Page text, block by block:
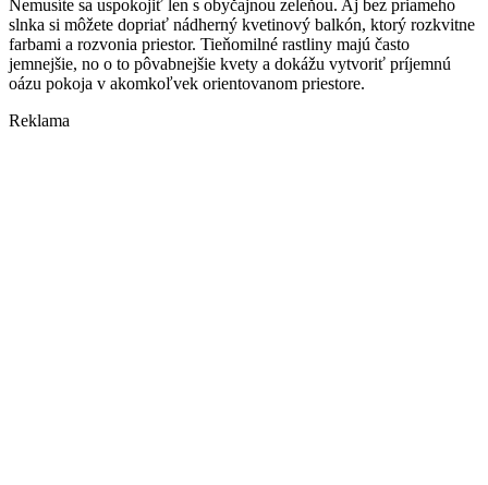
Nemusíte sa uspokojiť len s obyčajnou zeleňou. Aj bez priameho
slnka si môžete dopriať nádherný kvetinový balkón, ktorý rozkvitne
farbami a rozvonia priestor. Tieňomilné rastliny majú často
jemnejšie, no o to pôvabnejšie kvety a dokážu vytvoriť príjemnú
oázu pokoja v akomkoľvek orientovanom priestore.
Reklama